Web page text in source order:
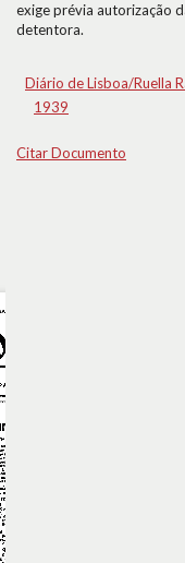
exige prévia autorização
detentora.
Diário de Lisboa/Ruella
1939
Citar Documento